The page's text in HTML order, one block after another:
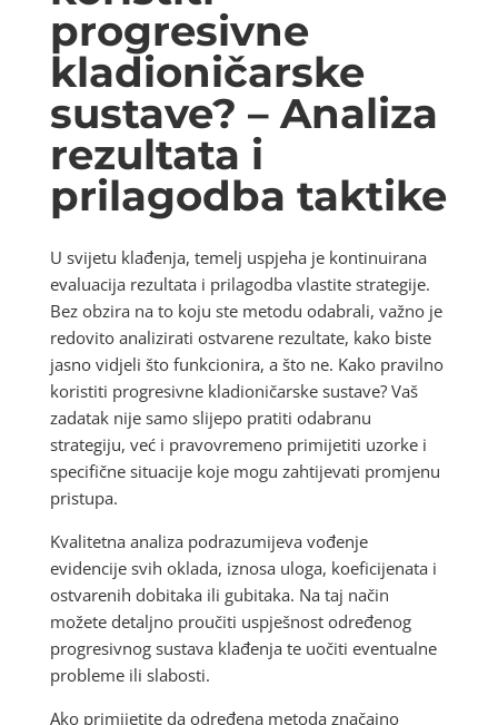
progresivne
kladioničarske
sustave? – Analiza
rezultata i
prilagodba taktike
U svijetu klađenja, temelj uspjeha je kontinuirana
evaluacija rezultata i prilagodba vlastite strategije.
Bez obzira na to koju ste metodu odabrali, važno je
redovito analizirati ostvarene rezultate, kako biste
jasno vidjeli što funkcionira, a što ne. Kako pravilno
koristiti progresivne kladioničarske sustave? Vaš
zadatak nije samo slijepo pratiti odabranu
strategiju, već i pravovremeno primijetiti uzorke i
specifične situacije koje mogu zahtijevati promjenu
pristupa.
Kvalitetna analiza podrazumijeva vođenje
evidencije svih oklada, iznosa uloga, koeficijenata i
ostvarenih dobitaka ili gubitaka. Na taj način
možete detaljno proučiti uspješnost određenog
progresivnog sustava klađenja te uočiti eventualne
probleme ili slabosti.
Ako primijetite da određena metoda značajno